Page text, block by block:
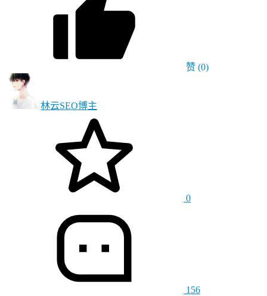
赞 (0)
林云SEO博主
0
156